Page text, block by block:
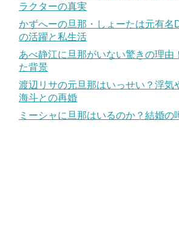
ラクターの真実
かずへーの旦那・しょーたは元有名
の活躍と私生活
あべ静江に旦那がいない驚きの理由
た背景
渡辺リサの元旦那はいっせい？浮気
海斗との再婚
ミーシャに旦那はいるのか？結婚の